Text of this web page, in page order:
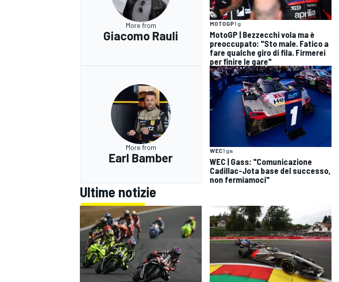
ENDURANCE/GT
MONOMARCA
More from
Giacomo Rauli
MOTOGP1 g
MotoGP | Bezzecchi vola ma è
preoccupato: "Sto male. Fatico a
fare qualche giro di fila. Firmerei
per finire le gare"
More from
Earl Bamber
WEC1 ga
WEC | Gass: "Comunicazione
Cadillac-Jota base del successo,
non fermiamoci"
Ultime notizie